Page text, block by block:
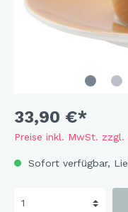
33,90 €*
Preise inkl. MwSt. zzgl.
Sofort verfügbar,